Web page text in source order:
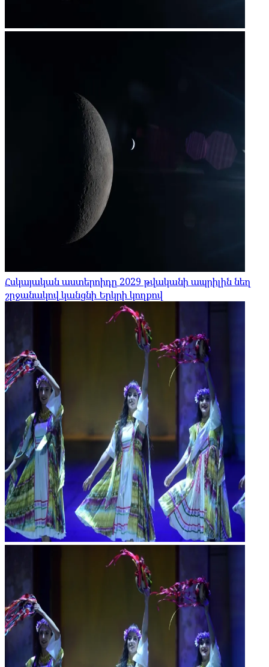
Հսկայական աստերոիդը 2029 թվականի ապրիլին նեղ
շրջանակով կանցնի Երկրի կողքով